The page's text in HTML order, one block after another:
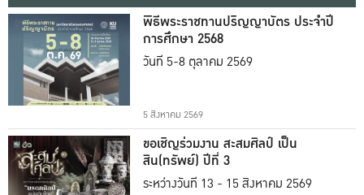
พิธีพระราชทานปริญญาบัตร ประจำปี
การศึกษา 2568
วันที่ 5-8 ตุลาคม 2569
5 สิงหาคม 2569
ขอเชิญร่วมงาน สะสมศิลป์ เป็น
สิน(ทรัพย์) ปีที่ 3
ระหว่างวันที่ 13 - 15 สิงหาคม 2569